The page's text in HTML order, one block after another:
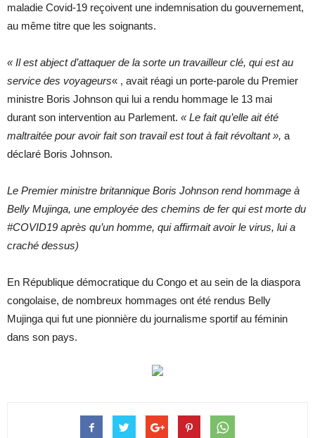
maladie Covid-19 reçoivent une indemnisation du gouvernement,
au même titre que les soignants.
« Il est abject d’attaquer de la sorte un travailleur clé, qui est au
service des voyageurs« , avait réagi un porte-parole du Premier
ministre Boris Johnson qui lui a rendu hommage le 13 mai
durant son intervention au Parlement. « Le fait qu’elle ait été
maltraitée pour avoir fait son travail est tout à fait révoltant », a
déclaré Boris Johnson.
Le Premier ministre britannique Boris Johnson rend hommage à
Belly Mujinga, une employée des chemins de fer qui est morte du
#COVID19 après qu’un homme, qui affirmait avoir le virus, lui a
craché dessus)
En République démocratique du Congo et au sein de la diaspora
congolaise, de nombreux hommages ont été rendus Belly
Mujinga qui fut une pionnière du journalisme sportif au féminin
dans son pays.